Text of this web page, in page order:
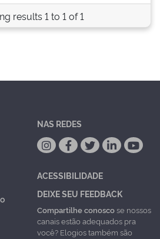
results 1 to 1 of 1
NAS REDES
ACESSIBILIDADE
DEIXE SEU FEEDBACK
Compartilhe conoscose nossos
canais estão adequados pra
você? Elogios também são